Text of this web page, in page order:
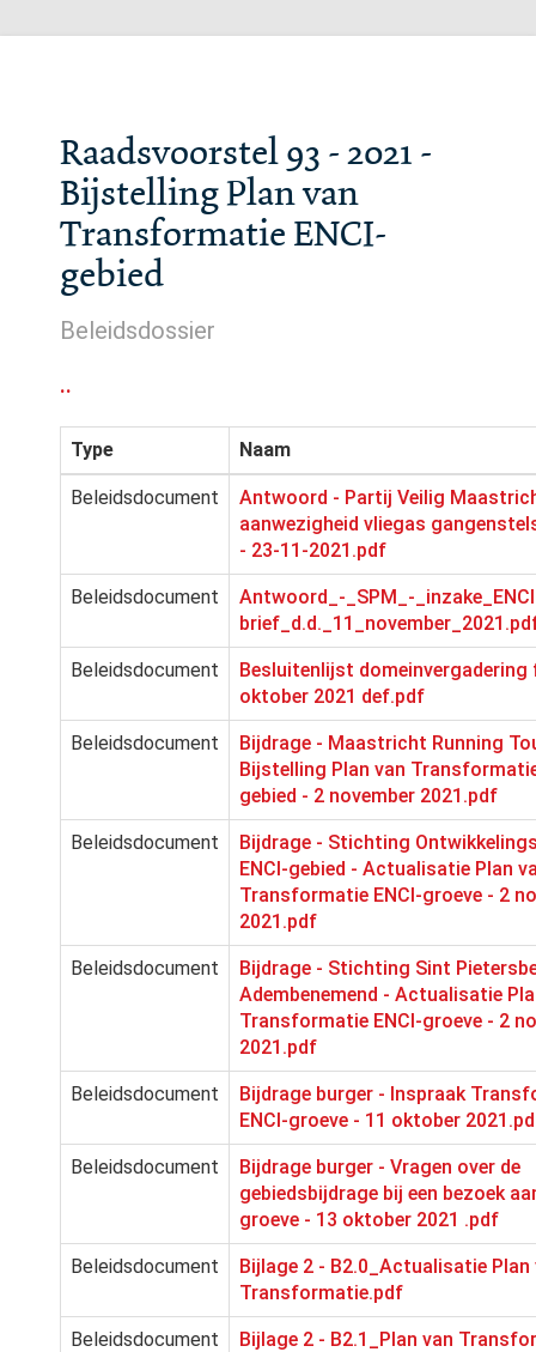
Raadsvoorstel 93 - 2021 -
Bijstelling Plan van
Transformatie ENCI-
gebied
Beleidsdossier
..
Type Naam
Beleidsdocument
Antwoord - Partij Veilig
aanwezigheid vliegas
- 23-11-2021.pdf
Beleidsdocument
Antwoord_-_SPM_-
Beleidsdocument
Besluitenlijst domeinvergadering
oktober 2021 def.pdf
Beleidsdocument
Bijdrage - Maastricht Running
Bijstelling Plan van
gebied - 2 november 2021.pdf
Beleidsdocument
Bijdrage - Stichting
ENCI-gebied - Actualisatie Plan
Transformatie ENCI-groeve - 2
2021.pdf
Beleidsdocument
Bijdrage - Stichting Sint
Adembenemend - Actualisatie
Transformatie ENCI-groeve - 2
2021.pdf
Beleidsdocument
Bijdrage burger - Inspraak
ENCI-groeve - 11 oktober
Beleidsdocument
Bijdrage burger - Vragen over de
gebiedsbijdrage bij een bezoek
groeve - 13 oktober 2021 .pdf
Beleidsdocument
Bijlage 2 - B2.0_Actualisatie Plan
Transformatie.pdf
Beleidsdocument
Bijlage 2 - B2.1_Plan van